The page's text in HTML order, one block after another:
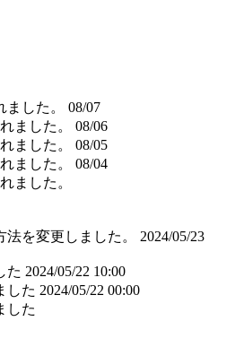
した。
08/07
ました。
08/06
ました。
08/05
ました。
08/04
ました。
を変更しました。
2024/05/23
た 2024/05/22 10:00
した 2024/05/22 00:00
した